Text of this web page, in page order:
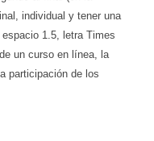
individual y tener una
espacio 1.5, letra Times
un curso en línea, la
participación de los